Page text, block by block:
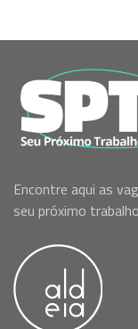
Encontre aqui as
seu próximo